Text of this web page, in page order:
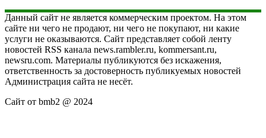
Данный сайт не является коммерческим проектом. На этом
сайте ни чего не продают, ни чего не покупают, ни какие
услуги не оказываются. Сайт представляет собой ленту
новостей RSS канала news.rambler.ru, kommersant.ru,
newsru.com. Материалы публикуются без искажения,
ответственность за достоверность публикуемых новостей
Администрация сайта не несёт.
Сайт от bmb2 @ 2024